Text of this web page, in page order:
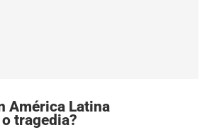
América Latina
tragedia?